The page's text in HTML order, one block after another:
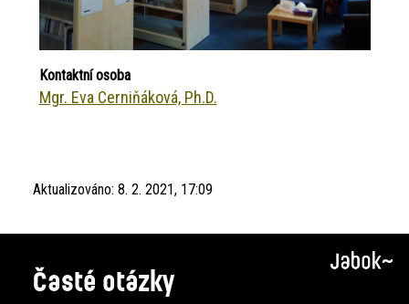
Kontaktní osoba
Mgr. Eva Cerniňáková, Ph.D.
Aktualizováno: 8. 2. 2021, 17:09
Časté otázky